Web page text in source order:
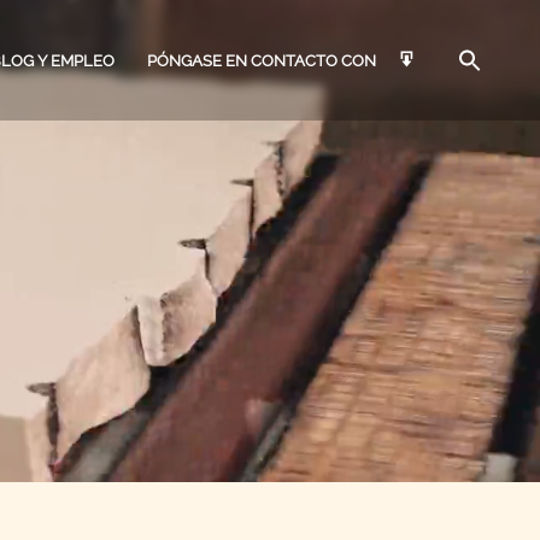
DE EDIFICIOS
Y EMPLEO PÓNGASE EN CONTACTO CON